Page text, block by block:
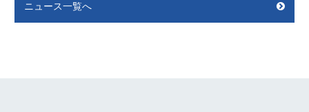
ニュース一覧へ